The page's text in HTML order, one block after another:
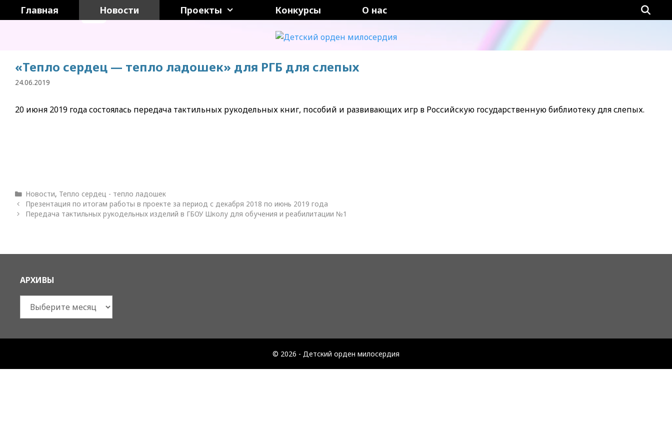
Перейти
к
Главная Новости Проекты Конкурсы О нас
«Тепло сердец — тепло ладошек» для РГБ для слепых
24.06.2019
20 июня 2019 года состоялась передача тактильных рукодельных книг, пособий и развивающих игр в Российскую государственную библиотеку для слепых.
Рубрики
Новости, Тепло сердец - тепло ладошек
Презентация по итогам работы в проекте за период с декабря 2018 по июнь 2019 года​
Передача тактильных рукодельных изделий в ГБОУ Школу для обучения и реабилитации №1
АРХИВЫ
Архивы
© 2026 - Детский орден милосердия